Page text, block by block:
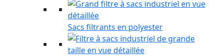
Sacs filtrants en polyester